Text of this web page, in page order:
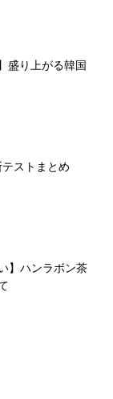
盛り上がる韓国
ストまとめ
】ハンラボン茶